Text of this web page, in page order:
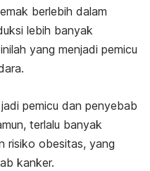
berlebih dalam
lebih banyak
yang menjadi pemicu
pemicu dan penyebab
terlalu banyak
risiko obesitas, yang
kanker.